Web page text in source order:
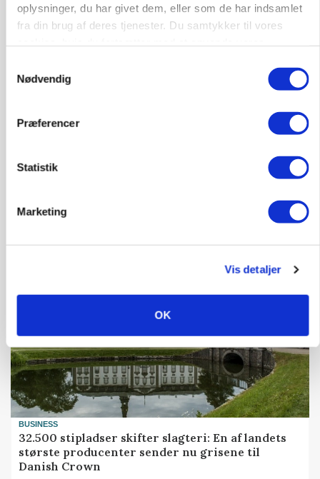
oplysninger, du har givet dem, eller som de har indsamlet
fra din brug af deres tjenester. Du samtykker til vores
Nødvendig
Præferencer
Statistik
Marketing
Vis detaljer
OK
Markvandring sætter fokus på elefantgræs
MARKED
BUSINESS
32.500 stipladser skifter slagteri: En af landets
største producenter sender nu grisene til
Danish Crown